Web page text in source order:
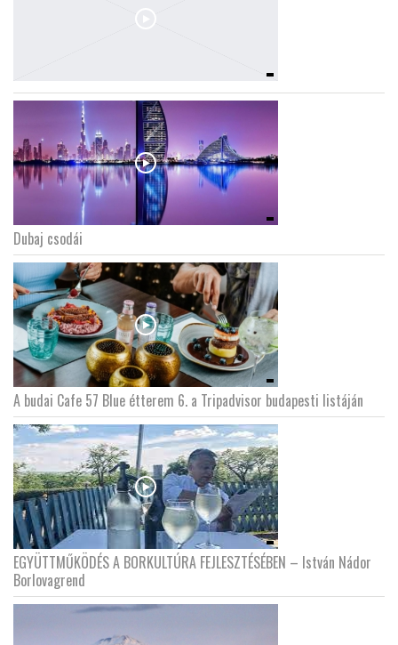
Dubaj csodái
A budai Cafe 57 Blue étterem 6. a Tripadvisor budapesti listáján
EGYÜTTMŰKÖDÉS A BORKULTÚRA FEJLESZTÉSÉBEN – István Nádor
Borlovagrend